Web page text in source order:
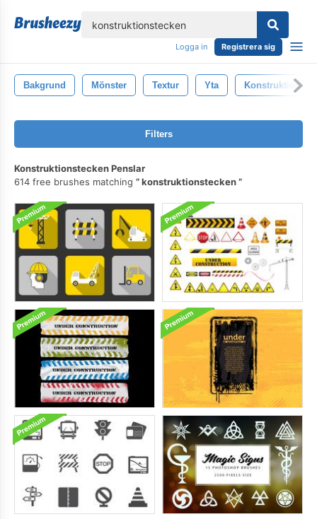
Logga in Registrera sig
Bakgrund Mönster Textur Yta Konstruktion
Filters
Konstruktionstecken Penslar
614 free brushes matching
konstruktionstecken